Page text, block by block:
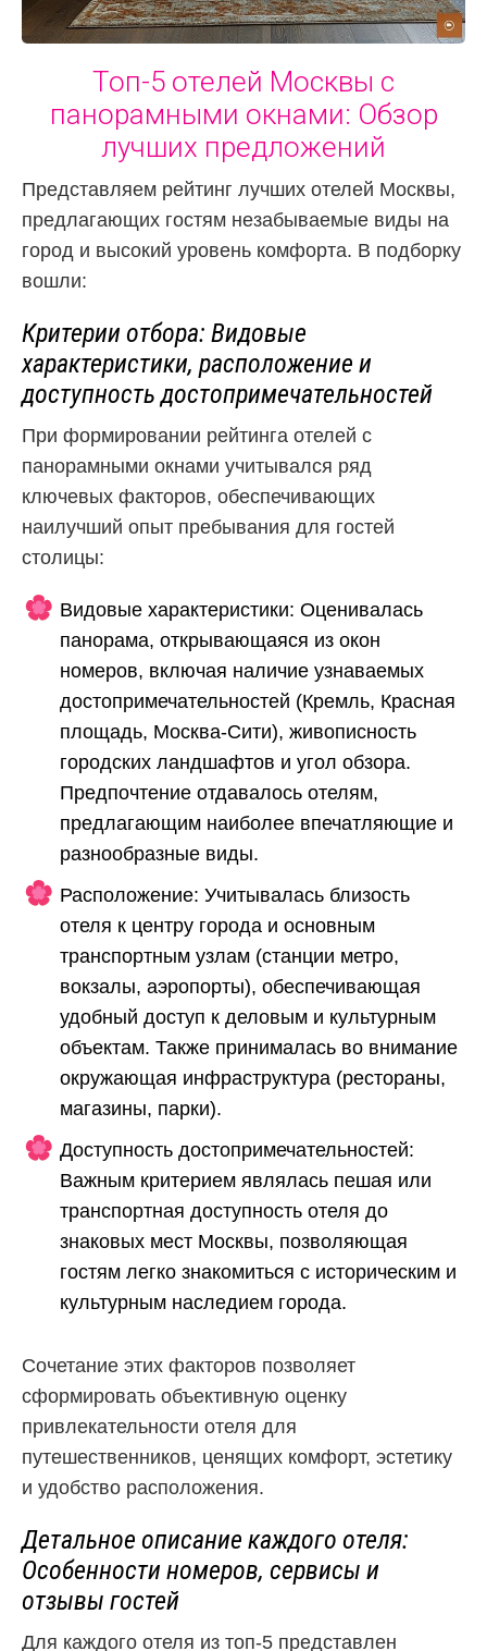
Топ-5 отелей Москвы с
панорамными окнами: Обзор
лучших предложений
Представляем рейтинг лучших отелей Москвы,
предлагающих гостям незабываемые виды на
город и высокий уровень комфорта. В подборку
вошли:
Критерии отбора: Видовые
характеристики, расположение и
доступность достопримечательностей
При формировании рейтинга отелей с
панорамными окнами учитывался ряд
ключевых факторов, обеспечивающих
наилучший опыт пребывания для гостей
столицы:
Видовые характеристики: Оценивалась
панорама, открывающаяся из окон
номеров, включая наличие узнаваемых
достопримечательностей (Кремль, Красная
площадь, Москва-Сити), живописность
городских ландшафтов и угол обзора.
Предпочтение отдавалось отелям,
предлагающим наиболее впечатляющие и
разнообразные виды.
Расположение: Учитывалась близость
отеля к центру города и основным
транспортным узлам (станции метро,
вокзалы, аэропорты), обеспечивающая
удобный доступ к деловым и культурным
объектам. Также принималась во внимание
окружающая инфраструктура (рестораны,
магазины, парки).
Доступность достопримечательностей:
Важным критерием являлась пешая или
транспортная доступность отеля до
знаковых мест Москвы, позволяющая
гостям легко знакомиться с историческим и
культурным наследием города.
Сочетание этих факторов позволяет
сформировать объективную оценку
привлекательности отеля для
путешественников, ценящих комфорт, эстетику
и удобство расположения.
Детальное описание каждого отеля:
Особенности номеров, сервисы и
отзывы гостей
Для каждого отеля из топ-5 представлен